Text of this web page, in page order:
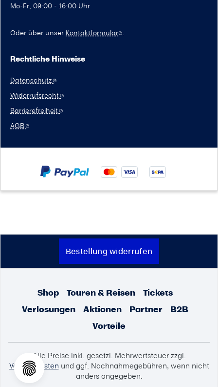
Mo-Fr, 09:00 - 16:00 Uhr
Oder über unser Kontaktformular .
Rechtliche Hinweise
Datenschutz
Widerrufsrecht
Barrierefreiheit
AGB
Bestellung widerrufen
Shop Touren & Reisen
Tickets
Verlosungen
Aktionen Partner
B2B
Vorteile
Alle Preise inkl. gesetzl. Mehrwertsteuer zzgl.
Versandkosten und ggf. Nachnahmegebühren, wenn nicht
anders angegeben.